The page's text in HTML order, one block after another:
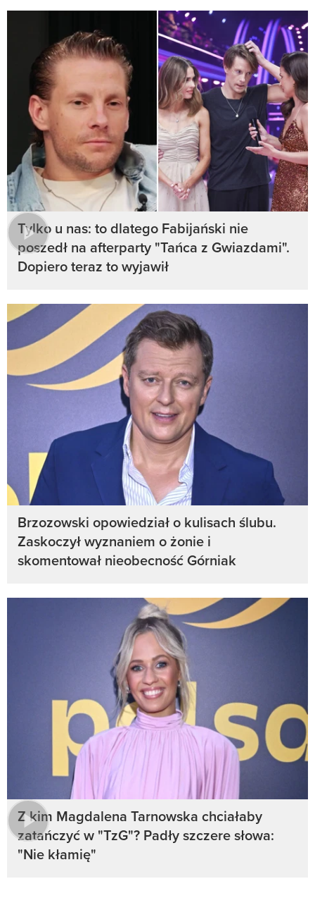
Tylko u nas: to dlatego Fabijański nie
poszedł na afterparty "Tańca z Gwiazdami".
Dopiero teraz to wyjawił
Brzozowski opowiedział o kulisach ślubu.
Zaskoczył wyznaniem o żonie i
skomentował nieobecność Górniak
Z kim Magdalena Tarnowska chciałaby
zatańczyć w "TzG"? Padły szczere słowa:
"Nie kłamię"